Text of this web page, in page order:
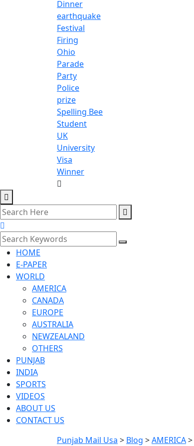
Dinner
earthquake
Festival
Firing
Ohio
Parade
Party
Police
prize
Spelling Bee
Student
UK
University
Visa
Winner
HOME
E-PAPER
WORLD
AMERICA
CANADA
EUROPE
AUSTRALIA
NEWZEALAND
OTHERS
PUNJAB
INDIA
SPORTS
VIDEOS
ABOUT US
CONTACT US
Punjab Mail Usa > Blog >AMERICA>